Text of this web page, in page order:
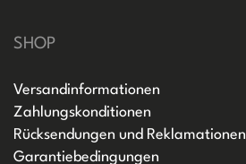
SHOP
Versandinformationen
Zahlungskonditionen
Rücksendungen und Reklamationen
Garantiebedingungen